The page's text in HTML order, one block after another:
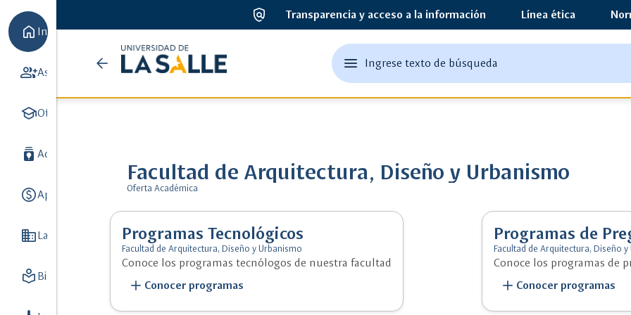
policy Transparencia y acceso a la información Línea ética
arrow_back
Universidad
de
menu
abrir
Ingrese texto de búsqueda
edit
Ingrese
home Inicio
group_addAspirantes
schoolOferta académica
batch_prediction Admisiones y Registro
paidApoyo Financiero
DomainLa Universidad
local_library Biblioteca
Facultad de Arquitectura, Diseño y Urbanismo
Oferta Académica
Programas Tecnológicos
Facultad de Arquitectura, Diseño y Urbanismo
Conoce los programas tecnólogos de nuestra facultad
add Conocer programas
Programas de
Facultad de Arquitectura, Diseño y
Conoce los programas de
add Conocer programas